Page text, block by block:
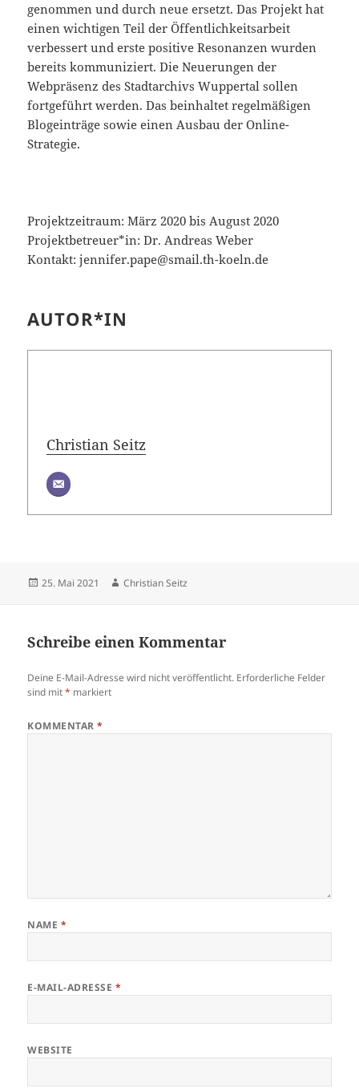
genommen und durch neue ersetzt. Das Projekt hat
einen wichtigen Teil der Öffentlichkeitsarbeit
verbessert und erste positive Resonanzen wurden
bereits kommuniziert. Die Neuerungen der
Webpräsenz des Stadtarchivs Wuppertal sollen
fortgeführt werden. Das beinhaltet regelmäßigen
Blogeinträge sowie einen Ausbau der Online-
Strategie.
Projektzeitraum: März 2020 bis August 2020
Projektbetreuer*in: Dr. Andreas Weber
Kontakt: jennifer.pape@smail.th-koeln.de
AUTOR*IN
Christian Seitz
Veröffentlicht
25. Mai 2021 Autor
Christian Seitz
Schreibe einen Kommentar
Deine E-Mail-Adresse wird nicht veröffentlicht. Erforderliche Felder
sind mit* markiert
KOMMENTAR*
NAME *
E-MAIL-ADRESSE *
WEBSITE